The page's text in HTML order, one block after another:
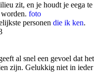
zit, en je houdt je eega te
foto
personen die ik ken.
al snel een gevoel dat het
zijn. Gelukkig niet in ieder